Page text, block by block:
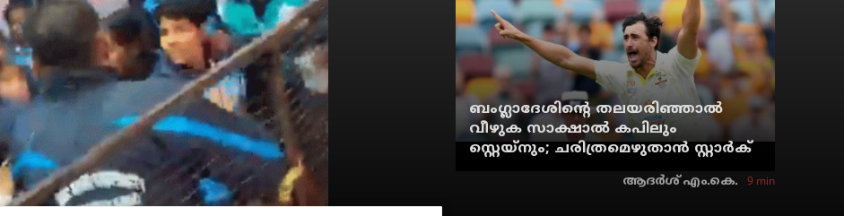
ബംഗ്ലാദേശിന്റെ തലയരിഞ്ഞാല്‍
വീഴുക സാക്ഷാല്‍ കപിലും
സ്റ്റെയ്‌നും; ചരിത്രമെഴുതാന്‍ സ്റ്റാര്‍ക്
ആദർശ് എം.കെ. 9 min